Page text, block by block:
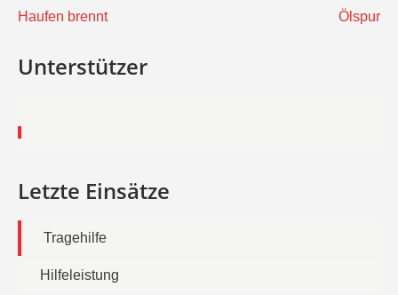
Beitragsnavigation
Haufen brennt Ölspur
Unterstützer
Letzte Einsätze
Tragehilfe
Hilfeleistung